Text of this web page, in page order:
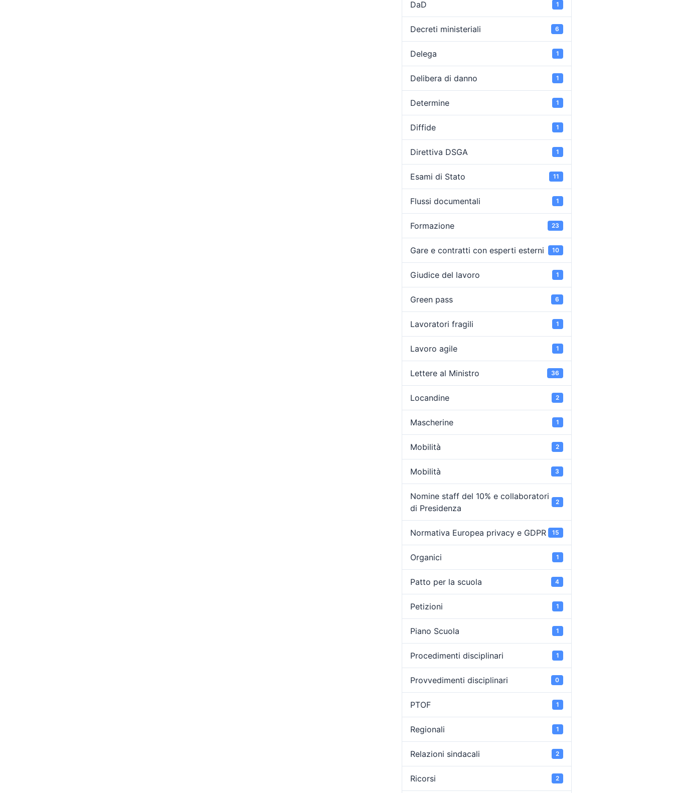
DaD 1
Decreti ministeriali 6
Delega 1
Delibera di danno 1
Determine 1
Diffide 1
Direttiva DSGA 1
Esami di Stato 11
Flussi documentali 1
Formazione 23
Gare e contratti con esperti esterni 10
Giudice del lavoro 1
Green pass 6
Lavoratori fragili 1
Lavoro agile 1
Lettere al Ministro 36
Locandine 2
Mascherine 1
Mobilità 2
Mobilità 3
Nomine staff del 10% e collaboratori
di Presidenza
2
Normativa Europea privacy e GDPR 15
Organici 1
Patto per la scuola 4
Petizioni 1
Piano Scuola 1
Procedimenti disciplinari 1
Provvedimenti disciplinari 0
PTOF 1
Regionali 1
Relazioni sindacali 2
Ricorsi 2